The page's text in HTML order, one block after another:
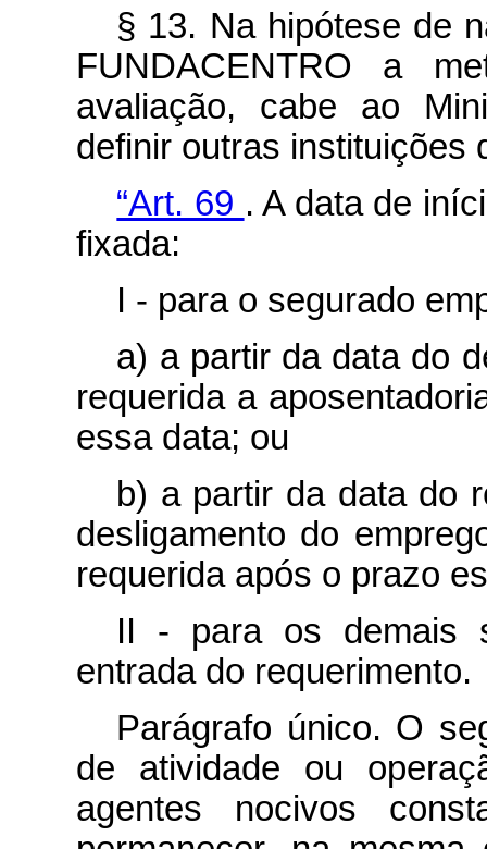
§ 13. Na hipótese de
FUNDACENTRO a
avaliação, cabe ao
definir outras instituições
“Art. 69 . A data de
fixada:
I - para o segurado
a) a partir da data do
requerida a
essa data; ou
b) a partir da data do
desligamento do
requerida após o prazo
II - para os demais
entrada do requerimento.
Parágrafo único. O
de atividade ou
agentes nocivos